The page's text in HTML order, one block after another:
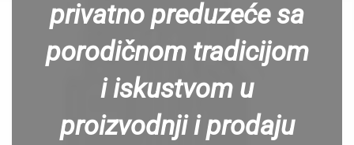
privatno preduzeće sa
porodičnom tradicijom
i iskustvom u
proizvodnji i prodaju